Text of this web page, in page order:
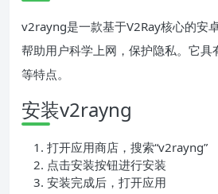
v2rayng是一款基于V2Ray核心的安
帮助用户科学上网，保护隐私。它具
等特点。
安装v2rayng
打开应用商店，搜索“v2rayng”
点击安装按钮进行安装
安装完成后，打开应用